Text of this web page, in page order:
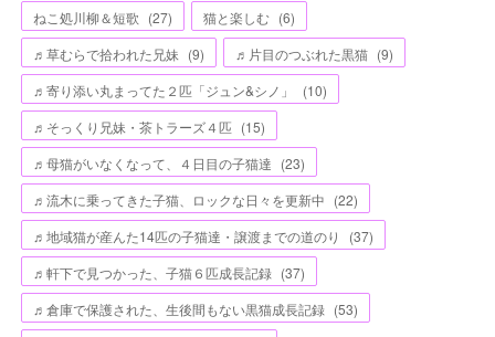
ねこ処川柳＆短歌 (27) 猫と楽しむ (6)
♬草むらで拾われた兄妹 (9) ♬片目のつぶれた黒猫 (9)
♬寄り添い丸まってた２匹「ジュン&シノ」
(10)
♬そっくり兄妹・茶トラーズ４匹 (15)
♬母猫がいなくなって、４日目の子猫達 (23)
♬流木に乗ってきた子猫、ロックな日々を更新中 (22)
♬地域猫が産んた14匹の子猫達・譲渡までの道のり
(37)
♬軒下で見つかった、子猫６匹成長記録 (37)
♬倉庫で保護された、生後間もない黒猫成長記録 (53)